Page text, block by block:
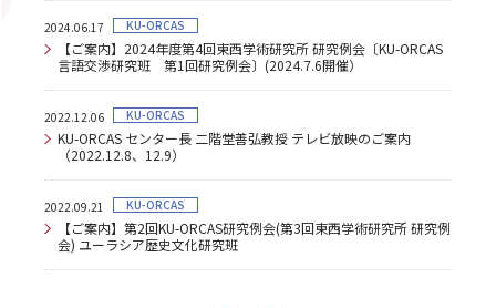
2024.06.17 KU-ORCAS
【ご案内】2024年度第4回東西学術研究所 研究例会〔KU-ORCAS
言語交渉研究班 第1回研究例会〕(2024.7.6開催）
2022.12.06 KU-ORCAS
KU-ORCAS センター長 二階堂善弘教授 テレビ放映のご案内
（2022.12.8、12.9）
2022.09.21 KU-ORCAS
【ご案内】第2回KU-ORCAS研究例会(第3回東西学術研究所 研究例
会) ユーラシア歴史文化研究班